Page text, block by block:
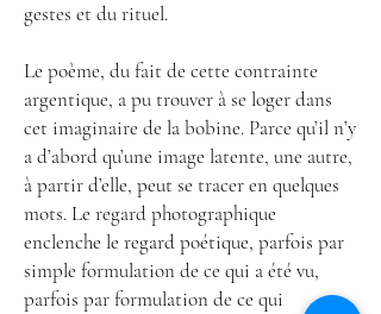
gestes et du rituel.
Le poème, du fait de cette contrainte
argentique, a pu trouver à se loger dans
cet imaginaire de la bobine. Parce qu’il n’y
a d’abord qu’une image latente, une autre,
à partir d’elle, peut se tracer en quelques
mots. Le regard photographique
enclenche le regard poétique, parfois par
simple formulation de ce qui a été vu,
parfois par formulation de ce qui